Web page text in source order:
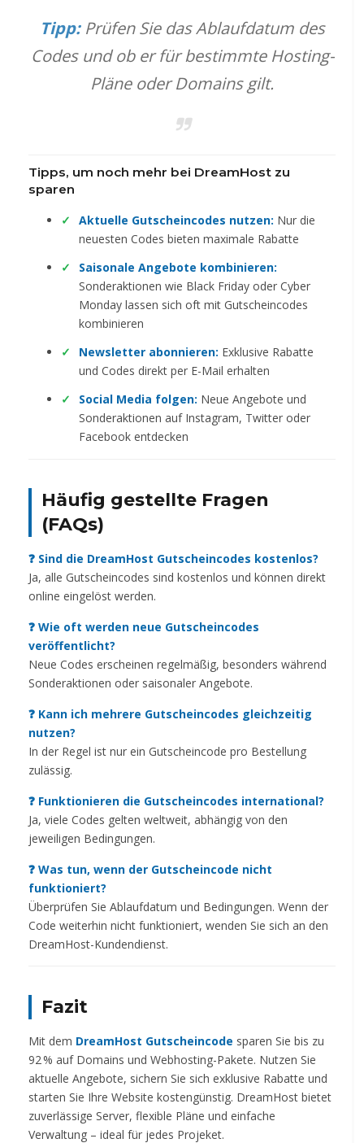
Tipp:Prüfen Sie das Ablaufdatum des
Codes und ob er für bestimmte Hosting-
Pläne oder Domains gilt.
Tipps, um noch mehr bei DreamHost zu
sparen
Aktuelle Gutscheincodes nutzen: Nur die
neuesten Codes bieten maximale Rabatte
Saisonale Angebote kombinieren:
Sonderaktionen wie Black Friday oder Cyber
Monday lassen sich oft mit Gutscheincodes
kombinieren
Newsletter abonnieren: Exklusive Rabatte
und Codes direkt per E-Mail erhalten
Social Media folgen: Neue Angebote und
Sonderaktionen auf Instagram, Twitter oder
Facebook entdecken
Häufig gestellte Fragen
(FAQs)
❓ Sind die DreamHost Gutscheincodes kostenlos?
Ja, alle Gutscheincodes sind kostenlos und können direkt
online eingelöst werden.
❓ Wie oft werden neue Gutscheincodes
veröffentlicht?
Neue Codes erscheinen regelmäßig, besonders während
Sonderaktionen oder saisonaler Angebote.
❓ Kann ich mehrere Gutscheincodes gleichzeitig
nutzen?
In der Regel ist nur ein Gutscheincode pro Bestellung
zulässig.
❓ Funktionieren die Gutscheincodes international?
Ja, viele Codes gelten weltweit, abhängig von den
jeweiligen Bedingungen.
❓ Was tun, wenn der Gutscheincode nicht
funktioniert?
Überprüfen Sie Ablaufdatum und Bedingungen. Wenn der
Code weiterhin nicht funktioniert, wenden Sie sich an den
DreamHost-Kundendienst.
Fazit
Mit dem DreamHost Gutscheincode sparen Sie bis zu
92 % auf Domains und Webhosting-Pakete. Nutzen Sie
aktuelle Angebote, sichern Sie sich exklusive Rabatte und
starten Sie Ihre Website kostengünstig. DreamHost bietet
zuverlässige Server, flexible Pläne und einfache
Verwaltung – ideal für jedes Projeket.